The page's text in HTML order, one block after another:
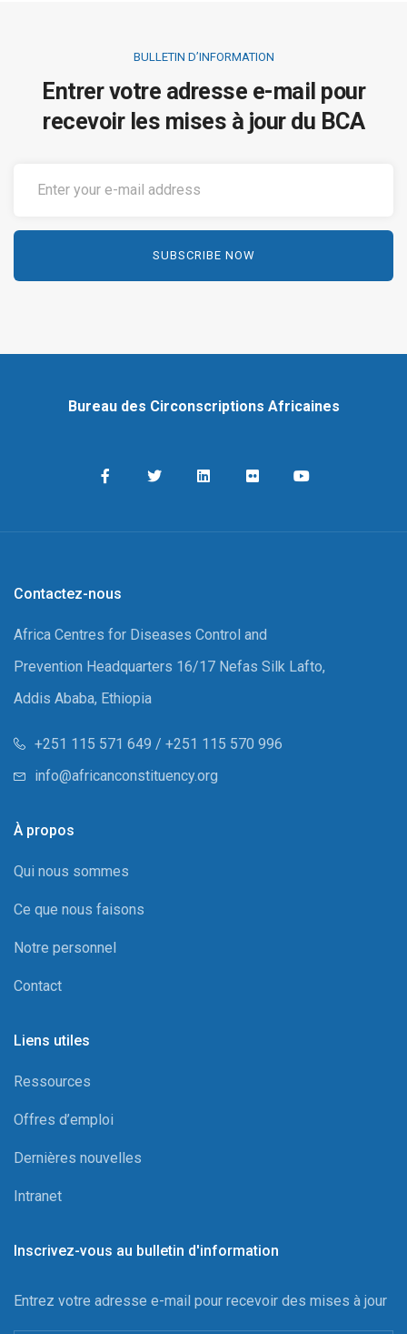
BULLETIN D’INFORMATION
Entrer votre adresse e-mail pour
recevoir les mises à jour du BCA
Bureau des Circonscriptions Africaines
Contactez-nous
Africa Centres for Diseases Control and
Prevention Headquarters 16/17 Nefas Silk Lafto,
Addis Ababa, Ethiopia
+251 115 571 649 / +251 115 570 996
info@africanconstituency.org
À propos
Qui nous sommes
Ce que nous faisons
Notre personnel
Contact
Liens utiles
Ressources
Offres d’emploi
Dernières nouvelles
Intranet
Inscrivez-vous au bulletin d'information
Entrez votre adresse e-mail pour recevoir des mises à jour